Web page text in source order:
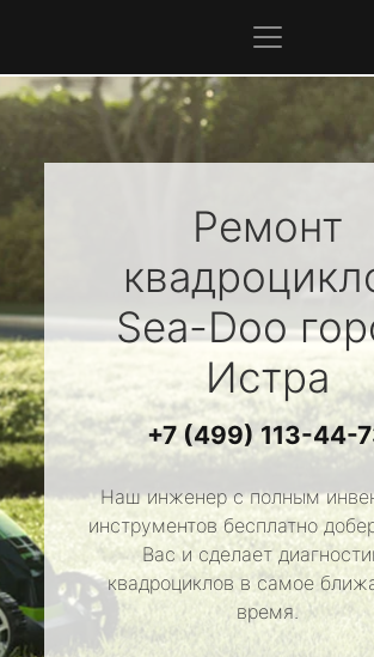
Ремонт
Sea-Doo
Истра
+7 (499) 113-44-
Наш инженер с полным
инструментов бесплатно
Вас и сделает
квадроциклов в самое
время.